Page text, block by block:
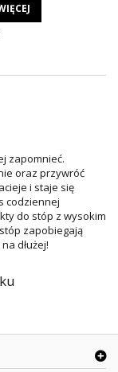
zapomnieć.
oraz przywróć
i staje się
codziennej
do stóp z wysokim
zapobiegają
dłużej!